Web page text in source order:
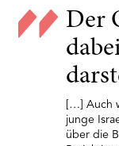
Der
[…] Auch
junge
über die